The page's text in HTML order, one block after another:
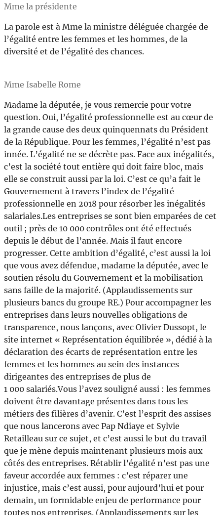
Mme la présidente
La parole est à Mme la ministre déléguée chargée de
l’égalité entre les femmes et les hommes, de la
diversité et de l’égalité des chances.
Mme Isabelle Rome
Madame la députée, je vous remercie pour votre
question. Oui, l’égalité professionnelle est au cœur de
la grande cause des deux quinquennats du Président
de la République. Pour les femmes, l’égalité n’est pas
innée. L’égalité ne se décrète pas. Face aux inégalités,
c’est la société tout entière qui doit faire bloc, mais
elle se construit aussi par la loi. C’est ce qu’a fait le
Gouvernement à travers l’index de l’égalité
professionnelle en 2018 pour résorber les inégalités
salariales.Les entreprises se sont bien emparées de cet
outil ; près de 10 000 contrôles ont été effectués
depuis le début de l’année. Mais il faut encore
progresser. Cette ambition d’égalité, c’est aussi la loi
que vous avez défendue, madame la députée, avec le
soutien résolu du Gouvernement et la mobilisation
sans faille de la majorité. (Applaudissements sur
plusieurs bancs du groupe RE.) Pour accompagner les
entreprises dans leurs nouvelles obligations de
transparence, nous lançons, avec Olivier Dussopt, le
site internet « Représentation équilibrée », dédié à la
déclaration des écarts de représentation entre les
femmes et les hommes au sein des instances
dirigeantes des entreprises de plus de
1 000 salariés.Vous l’avez souligné aussi : les femmes
doivent être davantage présentes dans tous les
métiers des filières d’avenir. C’est l’esprit des assises
que nous lancerons avec Pap Ndiaye et Sylvie
Retailleau sur ce sujet, et c’est aussi le but du travail
que je mène depuis maintenant plusieurs mois aux
côtés des entreprises. Rétablir l’égalité n’est pas une
faveur accordée aux femmes : c’est réparer une
injustice, mais c’est aussi, pour aujourd’hui et pour
demain, un formidable enjeu de performance pour
toutes nos entreprises. (Applaudissements sur les